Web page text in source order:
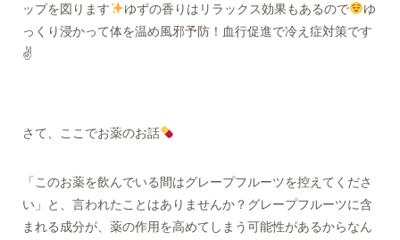
ップを図ります
ゆずの香りはリラックス効果もあるので
ゆ
っくり浸かって体を温め風邪予防！血行促進で冷え症対策です
✌
さて、ここでお薬のお話
「このお薬を飲んでいる間はグレープフルーツを控えてくださ
い」と、言われたことはありませんか？グレープフルーツに含
まれる成分が、薬の作用を高めてしまう可能性があるからなん